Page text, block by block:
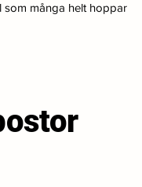
som många helt hoppar